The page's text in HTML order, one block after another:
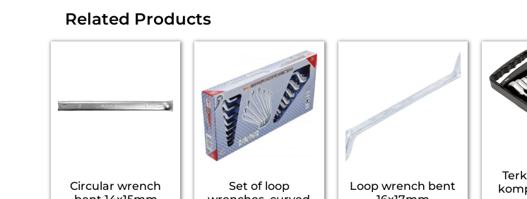
Related Products
Circular wrench
Set of loop
Loop wrench bent